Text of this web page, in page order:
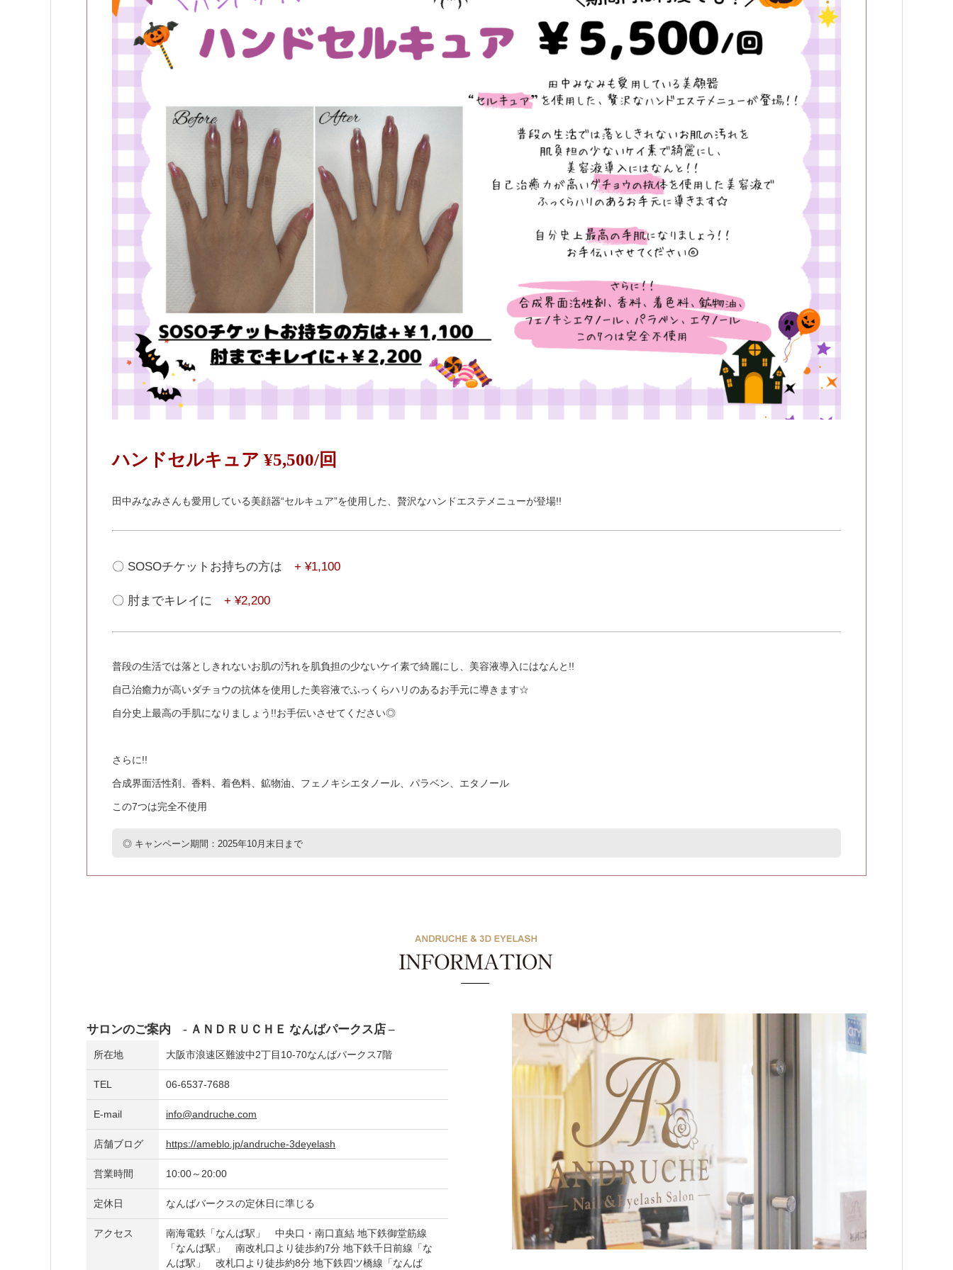
ハンドセルキュア ¥5,500/回
田中みなみさんも愛用している美顔器“セルキュア”を使用した、贅沢なハンドエステメニューが登場!!
〇 SOSOチケットお持ちの方は + ¥1,100
〇 肘までキレイに + ¥2,200
普段の生活では落としきれないお肌の汚れを肌負担の少ないケイ素で綺麗にし、美容液導入にはなんと!!
自己治癒力が高いダチョウの抗体を使用した美容液でふっくらハリのあるお手元に導きます☆
自分史上最高の手肌になりましょう!!お手伝いさせてください◎
さらに!!
合成界面活性剤、香料、着色料、鉱物油、フェノキシエタノール、パラベン、エタノール
この7つは完全不使用
◎ キャンペーン期間：2025年10月末日まで
サロンのご案内 - ＡＮＤＲＵＣＨＥ なんばパークス店 –
所在地 大阪市浪速区難波中2丁目10-70なんばパークス7階
TEL 06-6537-7688
E-mail info@andruche.com
店舗ブログ https://ameblo.jp/andruche-3deyelash
営業時間 10:00～20:00
定休日 なんばパークスの定休日に準じる
アクセス
南海電鉄「なんば駅」 中央口・南口直結 地下鉄御堂筋線
「なんば駅」 南改札口より徒歩約7分 地下鉄千日前線「な
んば駅」 改札口より徒歩約8分 地下鉄四ツ橋線「なんば